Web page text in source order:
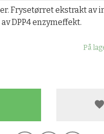
Frysetørret ekstrakt av
DPP4 enzymeffekt.
På